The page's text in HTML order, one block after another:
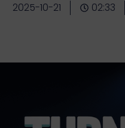
2025-10-21 02:33